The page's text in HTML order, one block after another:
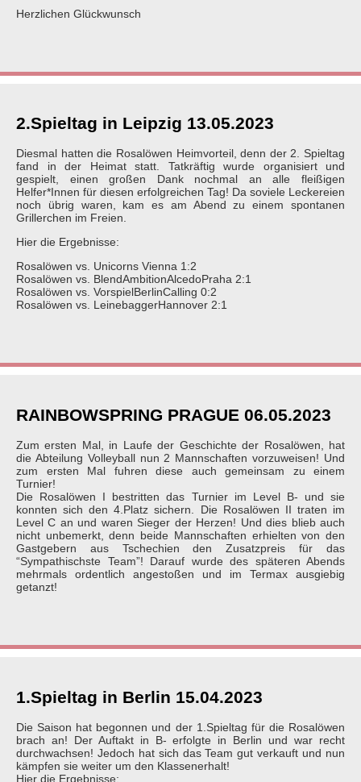
Herzlichen Glückwunsch
2.Spieltag in Leipzig 13.05.2023
Diesmal hatten die Rosalöwen Heimvorteil, denn der 2. Spieltag
fand in der Heimat statt. Tatkräftig wurde organisiert und
gespielt, einen großen Dank nochmal an alle fleißigen
Helfer*Innen für diesen erfolgreichen Tag! Da soviele Leckereien
noch übrig waren, kam es am Abend zu einem spontanen
Grillerchen im Freien.
Hier die Ergebnisse:
Rosalöwen vs. Unicorns Vienna 1:2
Rosalöwen vs. BlendAmbitionAlcedoPraha 2:1
Rosalöwen vs. VorspielBerlinCalling 0:2
Rosalöwen vs. LeinebaggerHannover 2:1
RAINBOWSPRING PRAGUE 06.05.2023
Zum ersten Mal, in Laufe der Geschichte der Rosalöwen, hat
die Abteilung Volleyball nun 2 Mannschaften vorzuweisen! Und
zum ersten Mal fuhren diese auch gemeinsam zu einem
Turnier!
Die Rosalöwen I bestritten das Turnier im Level B- und sie
konnten sich den 4.Platz sichern. Die Rosalöwen II traten im
Level C an und waren Sieger der Herzen! Und dies blieb auch
nicht unbemerkt, denn beide Mannschaften erhielten von den
Gastgebern aus Tschechien den Zusatzpreis für das
“Sympathischste Team”! Darauf wurde des späteren Abends
mehrmals ordentlich angestoßen und im Termax ausgiebig
getanzt!
1.Spieltag in Berlin 15.04.2023
Die Saison hat begonnen und der 1.Spieltag für die Rosalöwen
brach an! Der Auftakt in B- erfolgte in Berlin und war recht
durchwachsen! Jedoch hat sich das Team gut verkauft und nun
kämpfen sie weiter um den Klassenerhalt!
Hier die Ergebnisse: